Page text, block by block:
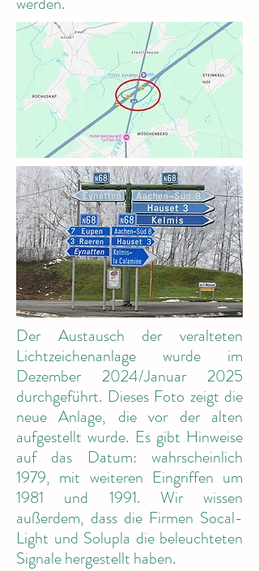
Der Austausch der veralteten
Lichtzeichenanlage wurde im
Dezember 2024/Januar 2025
durchgeführt. Dieses Foto zeigt die
neue Anlage, die vor der alten
aufgestellt wurde. Es gibt Hinweise
auf das Datum: wahrscheinlich
1979, mit weiteren Eingriffen um
1981 und 1991. Wir wissen
außerdem, dass die Firmen Socal-
Light und Solupla die beleuchteten
Signale hergestellt haben.